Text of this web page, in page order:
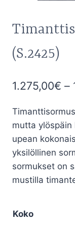
(S.2425)
1.275,00€ –
mutta
upean
yksilöllinen
sormukset on
mustilla
Koko